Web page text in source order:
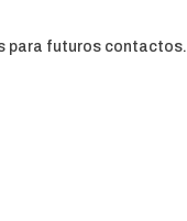
para futuros contactos.